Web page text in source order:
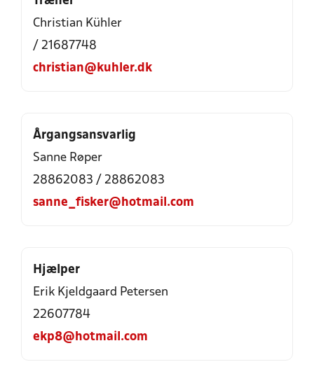
Christian Kühler
/ 21687748
christian@kuhler.dk
Årgangsansvarlig
Sanne Røper
28862083 / 28862083
sanne_fisker@hotmail.com
Hjælper
Erik Kjeldgaard Petersen
22607784
ekp8@hotmail.com